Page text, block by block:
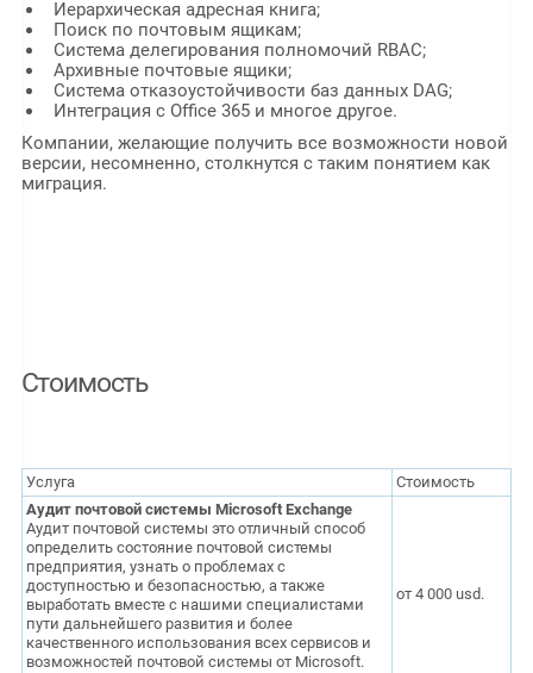
Иерархическая адресная книга;
Поиск по почтовым ящикам;
Система делегирования полномочий RBAC;
Архивные почтовые ящики;
Система отказоустойчивости баз данных DAG;
Интеграция с Office 365 и многое другое.
Компании, желающие получить все возможности новой
версии, несомненно, столкнутся с таким понятием как
миграция.
Стоимость
Услуга
Стоимость
Аудит почтовой системы Microsoft Exchange
Аудит почтовой системы это отличный способ
определить состояние почтовой системы
предприятия, узнать о проблемах с
доступностью и безопасностью, а также
выработать вместе с нашими специалистами
пути дальнейшего развития и более
качественного использования всех сервисов и
возможностей почтовой системы от Microsoft.
от 4 000usd.